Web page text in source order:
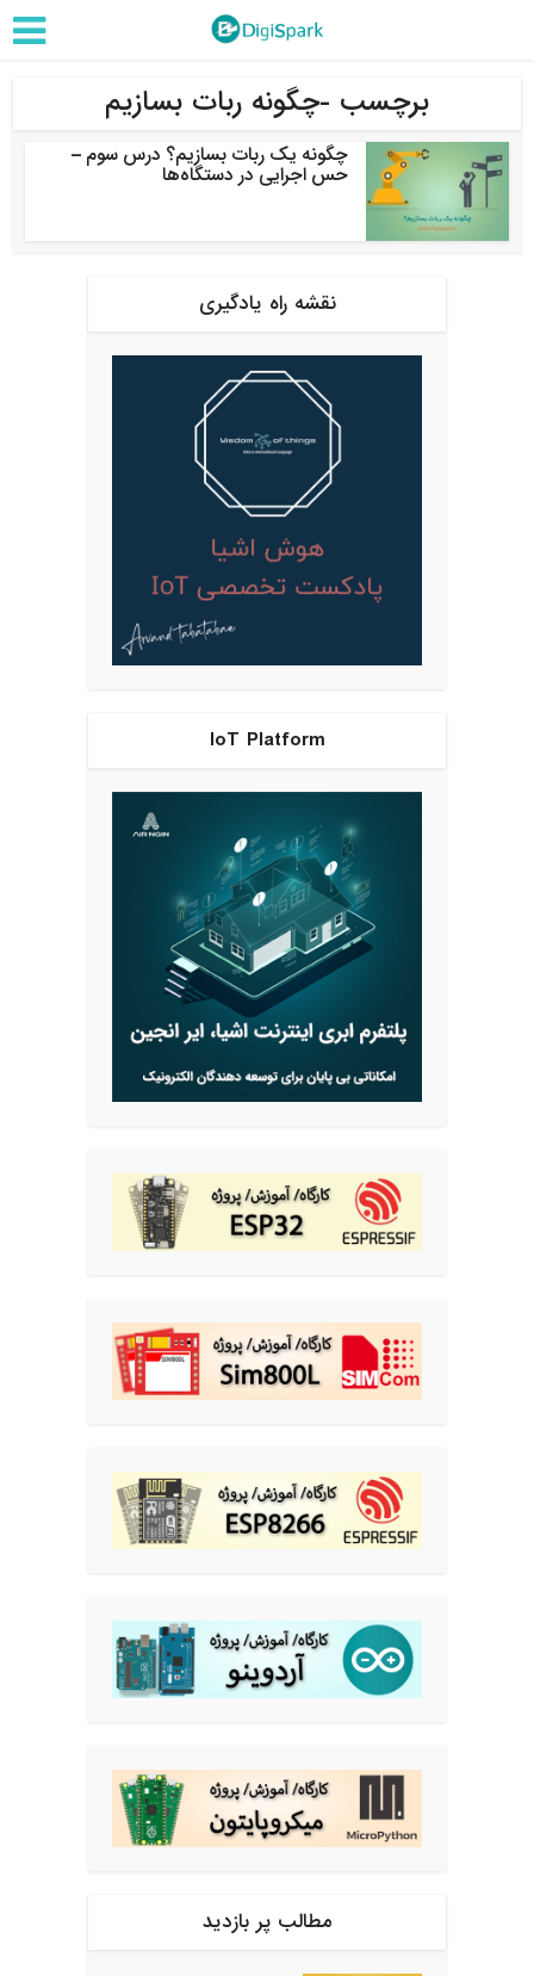
برچسب -چگونه ربات بسازیم
چگونه یک ربات بسازیم؟ درس سوم –
حس اجرایی در دستگاه‌ها
نقشه راه یادگیری
IoT Platform
مطالب پر بازدید